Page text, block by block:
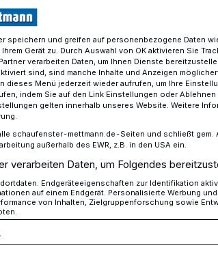
Bürger
herrschen bei der
nachdem der Rat gegen
speichern und greifen auf personenbezogene Daten
Gerät zu. Durch Auswahl von OK aktivieren Sie
verarbeiten Daten, um Ihnen Dienste
sind, sind manche Inhalte und Anzeigen
dieses Menü jederzeit wieder aufrufen, um Ihre
indem Sie auf den Link Einstellungen oder Ablehnen
gelten innerhalb unseres Website. Weitere
schaufenster-mettmann.de-Seiten und schließt gem.
außerhalb des EWR, z.B. in den USA ein.
verarbeiten Daten, um Folgendes
Endgeräteeigenschaften zur Identifikation
auf einem Endgerät. Personalisierte Werbung
von Inhalten, Zielgruppenforschung sowie